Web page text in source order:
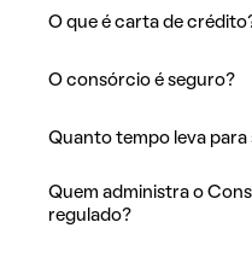
O que é carta de
O consórcio é seguro?
Quanto tempo leva
Quem administra o
regulado?